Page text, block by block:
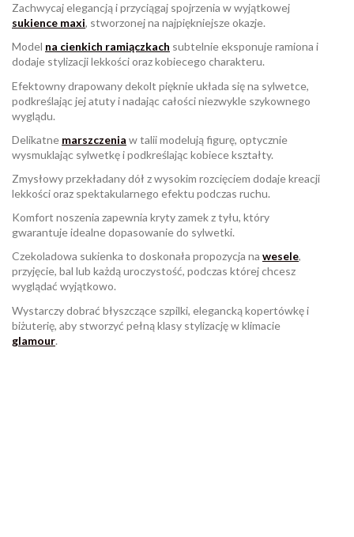
Zachwycaj elegancją i przyciągaj spojrzenia w wyjątkowej
sukience maxi, stworzonej na najpiękniejsze okazje.
Model na cienkich ramiączkach subtelnie eksponuje ramiona i
dodaje stylizacji lekkości oraz kobiecego charakteru.
Efektowny drapowany dekolt pięknie układa się na sylwetce,
podkreślając jej atuty i nadając całości niezwykle szykownego
wyglądu.
Delikatne marszczenia w talii modelują figurę, optycznie
wysmuklając sylwetkę i podkreślając kobiece kształty.
Zmysłowy przekładany dół z wysokim rozcięciem dodaje kreacji
lekkości oraz spektakularnego efektu podczas ruchu.
Komfort noszenia zapewnia kryty zamek z tyłu, który
gwarantuje idealne dopasowanie do sylwetki.
Czekoladowa sukienka to doskonała propozycja na wesele,
przyjęcie, bal lub każdą uroczystość, podczas której chcesz
wyglądać wyjątkowo.
Wystarczy dobrać błyszczące szpilki, elegancką kopertówkę i
biżuterię, aby stworzyć pełną klasy stylizację w klimacie
glamour.